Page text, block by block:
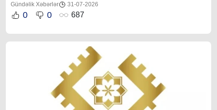
Gündəlik Xəbərlər 31-07-2026
0 0 687